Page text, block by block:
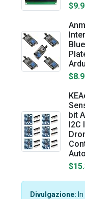
bit
I2C
Divulgazione: